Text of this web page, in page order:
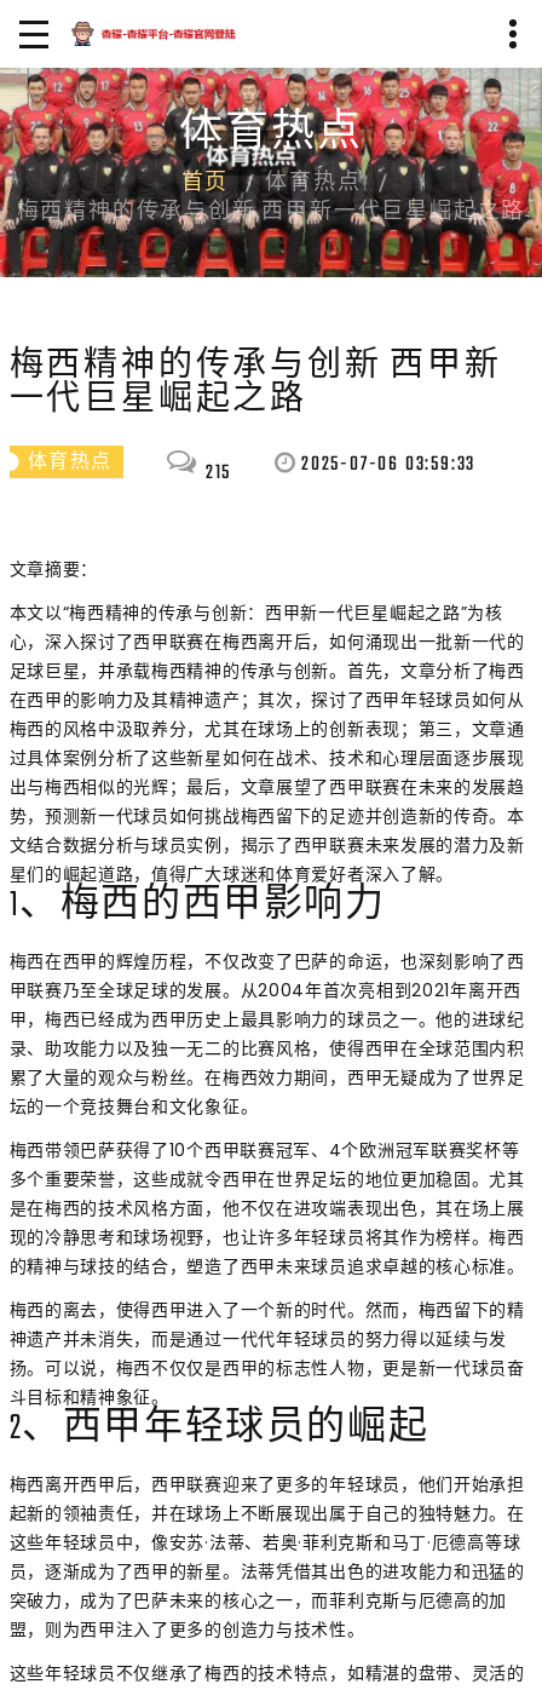
体育热点
首页
体育热点
梅西精神的传承与创新 西甲新一代巨星崛起之路
梅西精神的传承与创新 西甲新
一代巨星崛起之路
体育热点 215 2025-07-06 03:59:33
文章摘要：
本文以“梅西精神的传承与创新：西甲新一代巨星崛起之路”为核
心，深入探讨了西甲联赛在梅西离开后，如何涌现出一批新一代的
足球巨星，并承载梅西精神的传承与创新。首先，文章分析了梅西
在西甲的影响力及其精神遗产；其次，探讨了西甲年轻球员如何从
梅西的风格中汲取养分，尤其在球场上的创新表现；第三，文章通
过具体案例分析了这些新星如何在战术、技术和心理层面逐步展现
出与梅西相似的光辉；最后，文章展望了西甲联赛在未来的发展趋
势，预测新一代球员如何挑战梅西留下的足迹并创造新的传奇。本
文结合数据分析与球员实例，揭示了西甲联赛未来发展的潜力及新
星们的崛起道路，值得广大球迷和体育爱好者深入了解。
1、梅西的西甲影响力
梅西在西甲的辉煌历程，不仅改变了巴萨的命运，也深刻影响了西
甲联赛乃至全球足球的发展。从2004年首次亮相到2021年离开西
甲，梅西已经成为西甲历史上最具影响力的球员之一。他的进球纪
录、助攻能力以及独一无二的比赛风格，使得西甲在全球范围内积
累了大量的观众与粉丝。在梅西效力期间，西甲无疑成为了世界足
坛的一个竞技舞台和文化象征。
梅西带领巴萨获得了10个西甲联赛冠军、4个欧洲冠军联赛奖杯等
多个重要荣誉，这些成就令西甲在世界足坛的地位更加稳固。尤其
是在梅西的技术风格方面，他不仅在进攻端表现出色，其在场上展
现的冷静思考和球场视野，也让许多年轻球员将其作为榜样。梅西
的精神与球技的结合，塑造了西甲未来球员追求卓越的核心标准。
梅西的离去，使得西甲进入了一个新的时代。然而，梅西留下的精
神遗产并未消失，而是通过一代代年轻球员的努力得以延续与发
扬。可以说，梅西不仅仅是西甲的标志性人物，更是新一代球员奋
斗目标和精神象征。
2、西甲年轻球员的崛起
梅西离开西甲后，西甲联赛迎来了更多的年轻球员，他们开始承担
起新的领袖责任，并在球场上不断展现出属于自己的独特魅力。在
这些年轻球员中，像安苏·法蒂、若奥·菲利克斯和马丁·厄德高等球
员，逐渐成为了西甲的新星。法蒂凭借其出色的进攻能力和迅猛的
突破力，成为了巴萨未来的核心之一，而菲利克斯与厄德高的加
盟，则为西甲注入了更多的创造力与技术性。
这些年轻球员不仅继承了梅西的技术特点，如精湛的盘带、灵活的